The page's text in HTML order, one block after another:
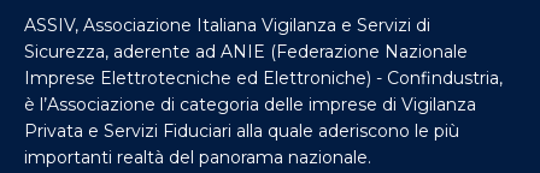
ASSIV, Associazione Italiana Vigilanza e Servizi di
Sicurezza, aderente ad ANIE (Federazione Nazionale
Imprese Elettrotecniche ed Elettroniche) - Confindustria,
è l’Associazione di categoria delle imprese di Vigilanza
Privata e Servizi Fiduciari alla quale aderiscono le più
importanti realtà del panorama nazionale.